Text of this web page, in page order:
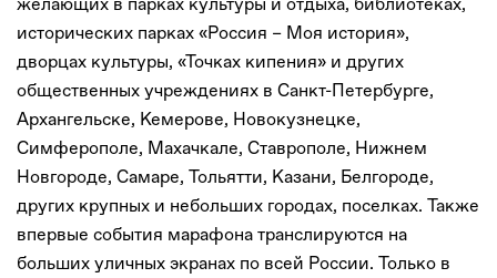
исторических парках «Россия – Моя история»,
дворцах культуры, «Точках кипения» и других
общественных учреждениях в Санкт-Петербурге,
Архангельске, Кемерове, Новокузнецке,
Симферополе, Махачкале, Ставрополе, Нижнем
Новгороде, Самаре, Тольятти, Казани, Белгороде,
других крупных и небольших городах, поселках. Также
впервые события марафона транслируются на
больших уличных экранах по всей России. Только в